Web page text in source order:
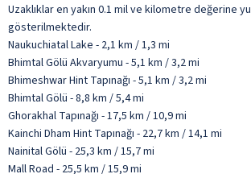
Uzaklıklar en yakın 0.1 mil ve kilometre değerine
gösterilmektedir.
Naukuchiatal Lake - 2,1 km / 1,3 mi
Bhimtal Gölü Akvaryumu - 5,1 km / 3,2 mi
Bhimeshwar Hint Tapınağı - 5,1 km / 3,2 mi
Bhimtal Gölü - 8,8 km / 5,4 mi
Ghorakhal Tapınağı - 17,5 km / 10,9 mi
Kainchi Dham Hint Tapınağı - 22,7 km / 14,1 mi
Nainital Gölü - 25,3 km / 15,7 mi
Mall Road - 25,5 km / 15,9 mi